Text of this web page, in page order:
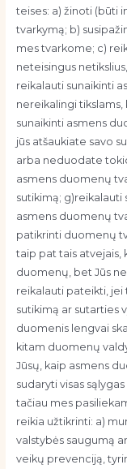
teises: a) žinoti (būti
tvarkymą; b)
mes tvarkome; c)
neteisingus
reikalauti sunaikinti
nereikalingi
sunaikinti asmens
jūs atšaukiate savo
arba neduodate
asmens duomenų
sutikimą; g)reikalauti
asmens duomenų
patikrinti duomenų
taip pat tais atvejais,
duomenų, bet Jūs
reikalauti pateikti, jei
sutikimą ar sutarties
duomenis lengvai
kitam duomenų
Jūsų, kaip asmens
sudaryti visas
tačiau mes
reikia užtikrinti: a)
valstybės saugumą
veikų prevenciją,